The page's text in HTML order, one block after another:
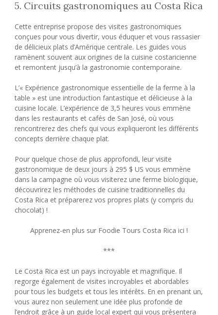
5. Circuits gastronomiques au Costa Rica
Cette entreprise propose des visites gastronomiques
conçues pour vous divertir, vous éduquer et vous rassasier
de délicieux plats d’Amérique centrale. Les guides vous
ramènent souvent aux origines de la cuisine costaricienne
et remontent jusqu’à la gastronomie contemporaine.
L’« Expérience gastronomique essentielle de la ferme à la
table » est une introduction fantastique et délicieuse à la
cuisine locale. L’expérience de 3,5 heures vous emmène
dans les restaurants et cafés de San José, où vous
rencontrerez des chefs qui vous expliqueront les différents
concepts derrière chaque plat.
Pour quelque chose de plus approfondi, leur visite
gastronomique de deux jours à 295 $ US vous emmène
dans la campagne où vous visiterez une ferme biologique,
découvrirez les méthodes de cuisine traditionnelles du
Costa Rica et préparerez vos propres plats (y compris du
chocolat) !
Apprenez-en plus sur Foodie Tours Costa Rica ici !
***
Le Costa Rica est un pays incroyable et magnifique. Il
regorge également de visites incroyables et abordables
pour tous les budgets et tous les intérêts. En en prenant un,
vous aurez non seulement une idée plus profonde de
l’endroit grâce à un guide local expert qui vous présentera